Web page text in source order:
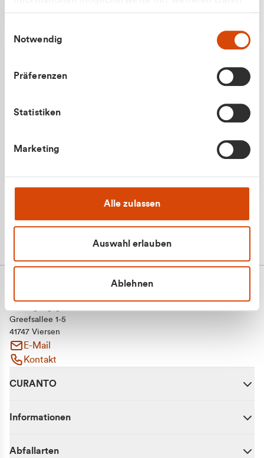
gesammelt haben.
Notwendig
Präferenzen
Statistiken
Marketing
Alle zulassen
Auswahl erlauben
Ablehnen
Greefsallee 1-5
41747 Viersen
E-Mail
Kontakt
CURANTO
Informationen
Abfallarten